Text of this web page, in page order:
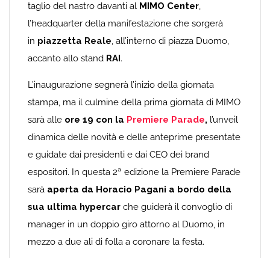
taglio del nastro davanti al MIMO Center,
l’headquarter della manifestazione che sorgerà
in piazzetta Reale, all’interno di piazza Duomo,
accanto allo stand RAI.
L’inaugurazione segnerà l’inizio della giornata
stampa, ma il culmine della prima giornata di MIMO
sarà alle ore 19 con la Premiere Parade, l’unveil
dinamica delle novità e delle anteprime presentate
e guidate dai presidenti e dai CEO dei brand
espositori. In questa 2ª edizione la Premiere Parade
sarà aperta da Horacio Pagani a bordo della
sua ultima hypercar che guiderà il convoglio di
manager in un doppio giro attorno al Duomo, in
mezzo a due ali di folla a coronare la festa.